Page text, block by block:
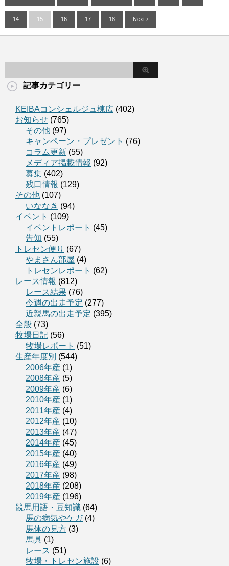
14 15 16 17 18 Next ›
記事カテゴリー
KEIBAコンシェルジュ棟広 (402)
お知らせ (765)
その他 (97)
キャンペーン・プレゼント (76)
コラム更新 (55)
メディア掲載情報 (92)
募集 (402)
残口情報 (129)
その他 (107)
いななき (94)
イベント (109)
イベントレポート (45)
告知 (55)
トレセン便り (67)
やまさん部屋 (4)
トレセンレポート (62)
レース情報 (812)
レース結果 (76)
今週の出走予定 (277)
近親馬の出走予定 (395)
全般 (73)
牧場日記 (56)
牧場レポート (51)
生産年度別 (544)
2006年産 (1)
2008年産 (5)
2009年産 (6)
2010年産 (1)
2011年産 (4)
2012年産 (10)
2013年産 (47)
2014年産 (45)
2015年産 (40)
2016年産 (49)
2017年産 (98)
2018年産 (208)
2019年産 (196)
競馬用語・豆知識 (64)
馬の病気やケガ(4)
馬体の見方 (3)
馬具 (1)
レース (51)
牧場・トレセン施設 (6)